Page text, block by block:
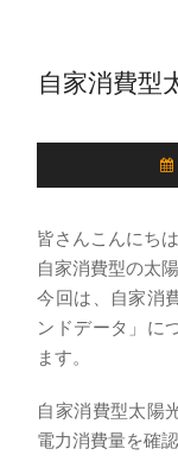
自家消費型
皆さんこんにちは
自家消費型の太
今回は、自家消
ンドデータ」に
ます。
自家消費型太陽
電力消費量を確